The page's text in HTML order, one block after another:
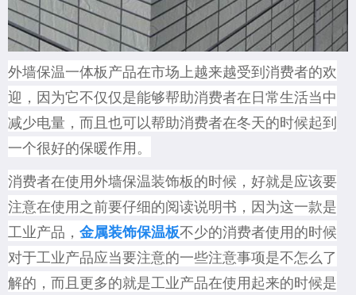
外墙保温一体板产品在市场上越来越受到消费者的欢
迎，因为它不仅仅是能够帮助消费者在日常生活当中
减少电量，而且也可以帮助消费者在冬天的时候起到
一个很好的保暖作用。
消费者在使用外墙保温装饰板的时候，好就是应该要
注意在使用之前要仔细的阅读说明书，因为这一款是
工业产品， 金属装饰保温板不少的消费者使用的时候
对于工业产品应当要注意的一些注意事项是不怎么了
解的，而且更多的就是工业产品在使用起来的时候是